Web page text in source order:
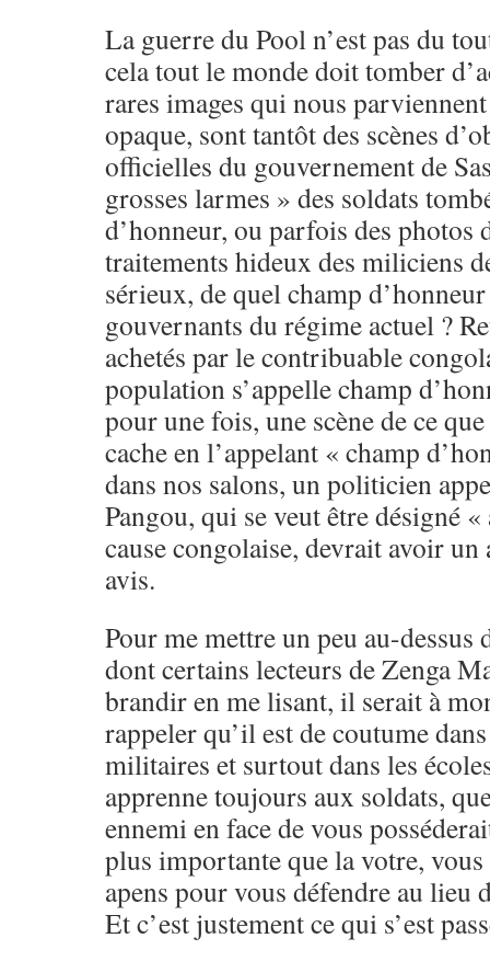
La guerre du Pool n’est pas du
cela tout le monde doit tomber
rares images qui nous
opaque, sont tantôt des scènes
officielles du gouvernement de
grosses larmes » des soldats
d’honneur, ou parfois des photos
traitements hideux des miliciens
sérieux, de quel champ
gouvernants du régime actuel ?
achetés par le contribuable
population s’appelle champ
pour une fois, une scène de ce
cache en l’appelant « champ
dans nos salons, un politicien
Pangou, qui se veut être désigné
cause congolaise, devrait avoir
avis.
Pour me mettre un peu au-dessus
dont certains lecteurs de Zenga
brandir en me lisant, il serait à
rappeler qu’il est de coutume
militaires et surtout dans les
apprenne toujours aux soldats,
ennemi en face de vous
plus importante que la votre,
apens pour vous défendre au lieu
Et c’est justement ce qui s’est